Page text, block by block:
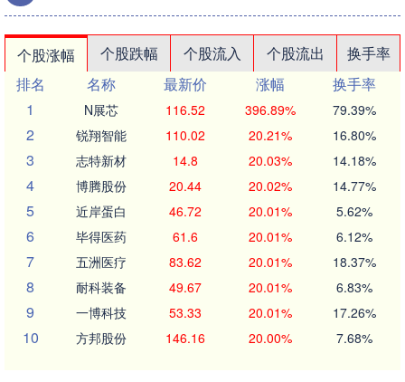
个股涨幅 个股跌幅 个股流入 个股流出
换手率
排名
名称 最新价 涨幅
换手率
1
N展芯 116.52 396.89% 79.39%
2 锐翔智能 110.02 20.21% 16.80%
3 志特新材 14.8 20.03% 14.18%
4 博腾股份 20.44 20.02% 14.77%
5 近岸蛋白 46.72 20.01% 5.62%
6 毕得医药 61.6 20.01% 6.12%
7 五洲医疗 83.62 20.01% 18.37%
8 耐科装备 49.67 20.01% 6.83%
9 一博科技 53.33 20.01% 17.26%
10 方邦股份 146.16 20.00% 7.68%